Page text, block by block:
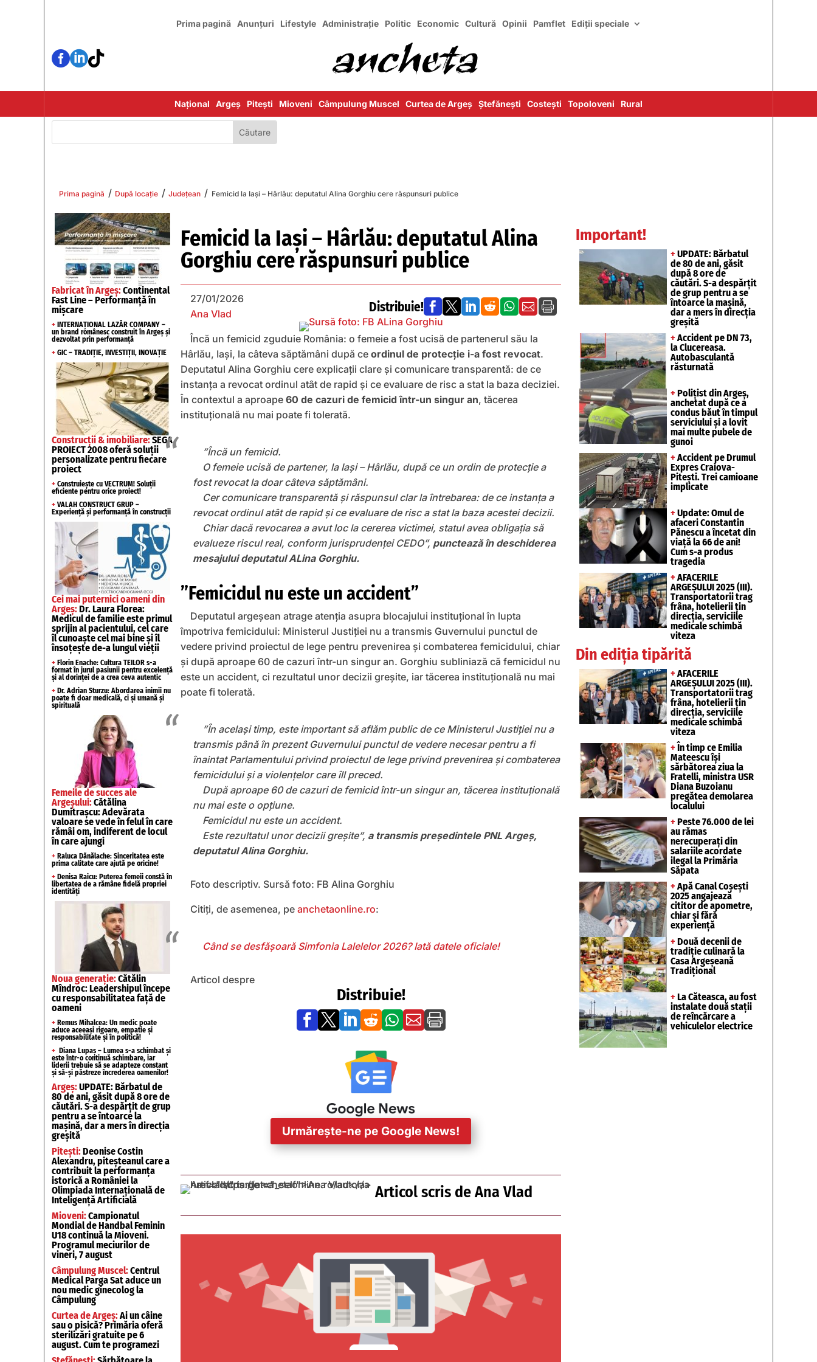
Prima pagină Anunțuri Lifestyle Administrație Politic Economic Cultură Opinii Pamflet Ediții speciale

Național Argeș Pitești Mioveni Câmpulung Muscel Curtea de Argeș Ștefănești Costești Topoloveni Rural
Prima pagină / După locație / Județean / Femicid la Iași – Hârlău: deputatul Alina Gorghiu cere răspunsuri publice
Fabricat în Argeș:Continental
Fast Line – Performanță în
mișcare
+ INTERNAȚIONAL LAZĂR COMPANY –
un brand românesc construit în Argeș și
dezvoltat prin performanță
+ GIC – TRADIȚIE, INVESTIȚII, INOVAȚIE
Construcții & imobiliare:SEGA
PROIECT 2008 oferă soluții
personalizate pentru fiecare
proiect
+ Construiește cu VECTRUM! Soluții
eficiente pentru orice proiect!
+ VALAH CONSTRUCT GRUP –
Experiență și performanță în construcții
Cei mai puternici oameni din
Argeș:Dr. Laura Florea:
Medicul de familie este primul
sprijin al pacientului, cel care
îl cunoaște cel mai bine și îl
însoțește de-a lungul vieții
+ Florin Enache: Cultura TEILOR s-a
format în jurul pasiunii pentru excelență
și al dorinței de a crea ceva autentic
+ Dr. Adrian Sturzu: Abordarea inimii nu
poate fi doar medicală, ci și umană și
spirituală
Femeile de succes ale
Argeșului:Cătălina
Dumitrașcu: Adevărata
valoare se vede în felul în care
rămâi om, indiferent de locul
în care ajungi
+ Raluca Dănălache: Sinceritatea este
prima calitate care ajută pe oricine!
+ Denisa Raicu: Puterea femeii constă în
libertatea de a rămâne fidelă propriei
identități
Noua generație:Cătălin
Mîndroc: Leadershipul începe
cu responsabilitatea față de
oameni
+ Remus Mihalcea: Un medic poate
aduce aceeași rigoare, empatie și
responsabilitate și în politică!
+ Diana Lupaș – Lumea s-a schimbat și
este într-o continuă schimbare, iar
liderii trebuie să se adapteze constant
și să-și păstreze încrederea oamenilor!
Argeș:UPDATE: Bărbatul de
80 de ani, găsit după 8 ore de
căutări. S-a despărțit de grup
pentru a se întoarce la
mașină, dar a mers în direcția
greșită
Pitești:Deonise Costin
Alexandru, piteșteanul care a
contribuit la performanța
istorică a României la
Olimpiada Internațională de
Inteligență Artificială
Mioveni:Campionatul
Mondial de Handbal Feminin
U18 continuă la Mioveni.
Programul meciurilor de
vineri, 7 august
Câmpulung Muscel:Centrul
Medical Parga Sat aduce un
nou medic ginecolog la
Câmpulung
Curtea de Argeș:Ai un câine
sau o pisică? Primăria oferă
sterilizări gratuite pe 6
august. Cum te programezi
Femicid la Iași – Hârlău: deputatul Alina
Gorghiu cere răspunsuri publice
27/01/2026
Ana Vlad
Distribuie!       
Încă un femicid zguduie România: o femeie a fost ucisă de partenerul său la
Hârlău, Iași, la câteva săptămâni după ce ordinul de protecție i-a fost revocat.
Deputatul Alina Gorghiu cere explicații clare și comunicare transparentă: de ce
instanța a revocat ordinul atât de rapid și ce evaluare de risc a stat la baza deciziei.
În contextul a aproape 60 de cazuri de femicid într-un singur an, tăcerea
instituțională nu mai poate fi tolerată.
”Încă un femicid.
O femeie ucisă de partener, la Iași – Hârlău, după ce un ordin de protecție a
fost revocat la doar câteva săptămâni.
Cer comunicare transparentă și răspunsul clar la întrebarea: de ce instanța a
revocat ordinul atât de rapid și ce evaluare de risc a stat la baza acestei decizii.
Chiar dacă revocarea a avut loc la cererea victimei, statul avea obligația să
evalueze riscul real, conform jurisprudenței CEDO”, punctează în deschiderea
mesajului deputatul ALina Gorghiu.
”Femicidul nu este un accident”
Deputatul argeșean atrage atenția asupra blocajului instituțional în lupta
împotriva femicidului: Ministerul Justiției nu a transmis Guvernului punctul de
vedere privind proiectul de lege pentru prevenirea și combaterea femicidului, chiar
și după aproape 60 de cazuri într-un singur an. Gorghiu subliniază că femicidul nu
este un accident, ci rezultatul unor decizii greșite, iar tăcerea instituțională nu mai
poate fi tolerată.
”În același timp, este important să aflăm public de ce Ministerul Justiției nu a
transmis până în prezent Guvernului punctul de vedere necesar pentru a fi
înaintat Parlamentului privind proiectul de lege privind prevenirea și combaterea
femicidului și a violențelor care îll preced.
După aproape 60 de cazuri de femicid într-un singur an, tăcerea instituțională
nu mai este o opțiune.
Femicidul nu este un accident.
Este rezultatul unor decizii greșite”, a transmis președintele PNL Argeș,
deputatul Alina Gorghiu.
Foto descriptiv. Sursă foto: FB Alina Gorghiu
Citiți, de asemenea, pe anchetaonline.ro:
Când se desfășoară Simfonia Lalelelor 2026? Iată datele oficiale!
Articol despre
Distribuie!
      
Urmărește-ne pe Google News!
Articol scris deAna Vlad
Important!
+ UPDATE: Bărbatul
de 80 de ani, găsit
după 8 ore de
căutări. S-a despărțit
de grup pentru a se
întoarce la mașină,
dar a mers în direcția
greșită
+ Accident pe DN 73,
la Clucereasa.
Autobasculantă
răsturnată
+ Polițist din Argeș,
anchetat după ce a
condus băut în timpul
serviciului și a lovit
mai multe pubele de
gunoi
+ Accident pe Drumul
Expres Craiova-
Pitești. Trei camioane
implicate
+ Update: Omul de
afaceri Constantin
Pănescu a încetat din
viață la 66 de ani!
Cum s-a produs
tragedia
+ AFACERILE
ARGEȘULUI 2025 (III).
Transportatorii trag
frâna, hotelierii țin
direcția, serviciile
medicale schimbă
viteza
Din ediția tipărită
+ AFACERILE
ARGEȘULUI 2025 (III).
Transportatorii trag
frâna, hotelierii țin
direcția, serviciile
medicale schimbă
viteza
+ În timp ce Emilia
Mateescu își
sărbătorea ziua la
Fratelli, ministra USR
Diana Buzoianu
pregătea demolarea
localului
+ Peste 76.000 de lei
au rămas
nerecuperați din
salariile acordate
ilegal la Primăria
Săpata
+ Apă Canal Coșești
2025 angajează
cititor de apometre,
chiar și fără
experiență
+ Două decenii de
tradiție culinară la
Casa Argeșeană
Tradițional
+ La Căteasca, au fost
instalate două stații
de reîncărcare a
vehiculelor electrice